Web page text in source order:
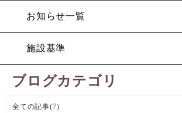
お知らせ一覧
施設基準
ブログカテゴリ
全ての記事(7)